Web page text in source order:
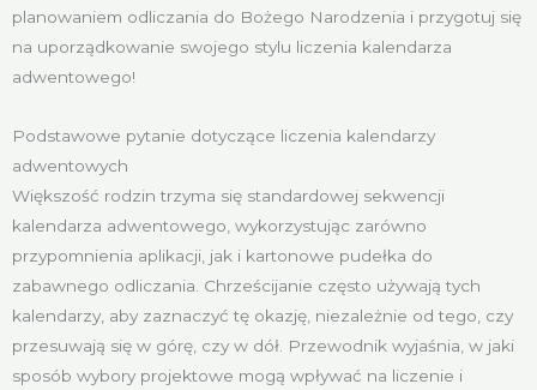
planowaniem odliczania do Bożego Narodzenia i przygotuj się
na uporządkowanie swojego stylu liczenia kalendarza
adwentowego!
Podstawowe pytanie dotyczące liczenia kalendarzy
adwentowych
Większość rodzin trzyma się standardowej sekwencji
kalendarza adwentowego, wykorzystując zarówno
przypomnienia aplikacji, jak i kartonowe pudełka do
zabawnego odliczania. Chrześcijanie często używają tych
kalendarzy, aby zaznaczyć tę okazję, niezależnie od tego, czy
przesuwają się w górę, czy w dół. Przewodnik wyjaśnia, w jaki
sposób wybory projektowe mogą wpływać na liczenie i